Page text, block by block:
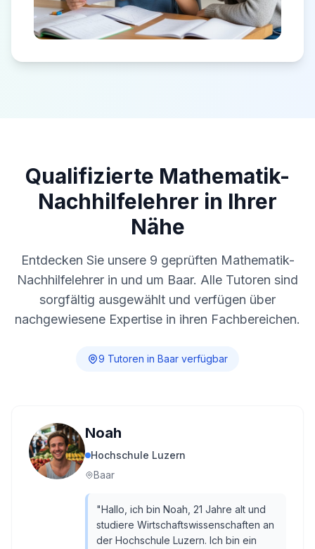
Qualifizierte Mathematik-
Nachhilfelehrer in Ihrer
Nähe
Entdecken Sie unsere 9 geprüften Mathematik-
Nachhilfelehrer in und um Baar. Alle Tutoren sind
sorgfältig ausgewählt und verfügen über
nachgewiesene Expertise in ihren Fachbereichen.
9 Tutoren in Baar verfügbar
Noah
Hochschule Luzern
Baar
"Hallo, ich bin Noah, 21 Jahre alt und
studiere Wirtschaftswissenschaften an
der Hochschule Luzern. Ich bin ein